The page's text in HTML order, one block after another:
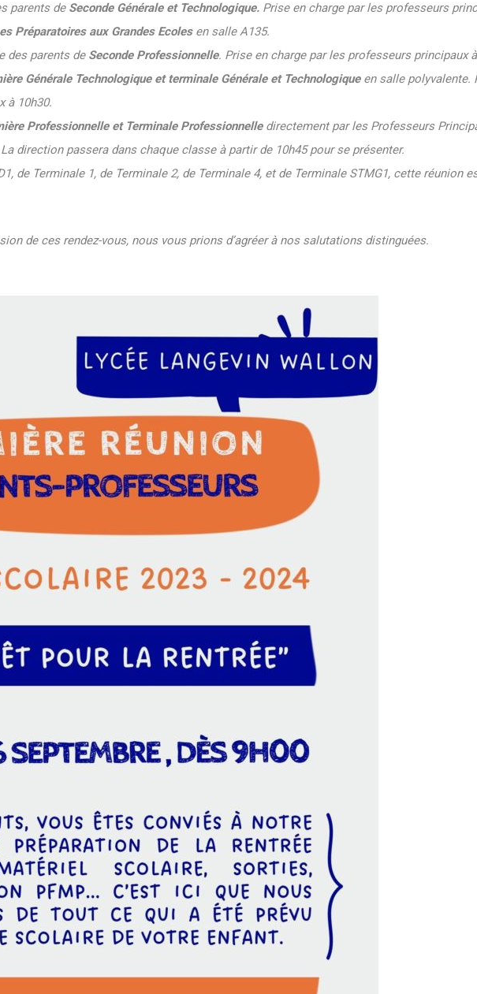
parents de Seconde Générale et Technologique.Prise en charge par les professeurs
Préparatoires aux Grandes Ecolesen salle A135.
des parents de Seconde Professionnelle. Prise en charge par les professeurs principaux
Générale Technologique et terminale Générale et Technologiqueen salle polyvalente.
à 10h30.
Professionnelle et Terminale Professionnelle directement par les Professeurs
direction passera dans chaque classe à partir de 10h45 pour se présenter.
de Terminale 1, de Terminale 2, de Terminale 4, et de Terminale STMG1, cette réunion
de ces rendez-vous, nous vous prions d’agréer à nos salutations distinguées.